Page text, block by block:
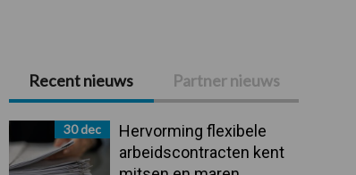
Primaire
Sidebar
Recent nieuws Partner nieuws
30 dec
Hervorming flexibele
arbeidscontracten kent